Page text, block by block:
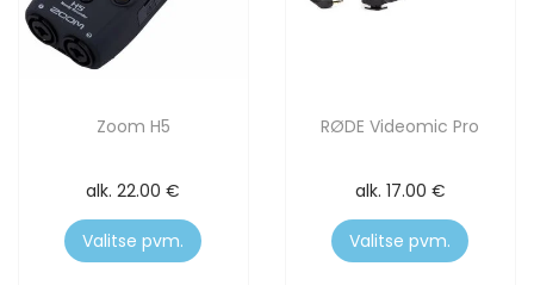
Zoom H5
alk.22.00€
Valitse pvm.
RØDE Videomic Pro
alk. 17.00 €
Valitse pvm.